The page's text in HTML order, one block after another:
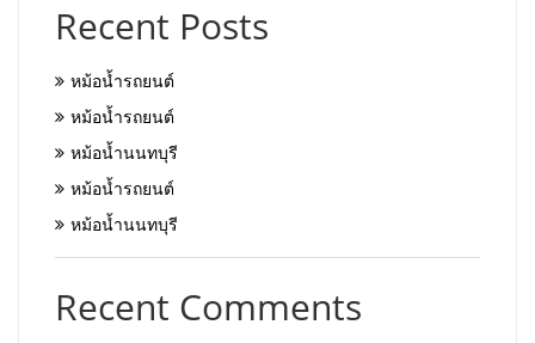
Recent Posts
หม้อน้ำรถยนต์
หม้อน้ำรถยนต์
หม้อน้ำนนทบุรี
หม้อน้ำรถยนต์
หม้อน้ำนนทบุรี
Recent Comments